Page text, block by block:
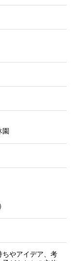
園
ちやアイデア、考